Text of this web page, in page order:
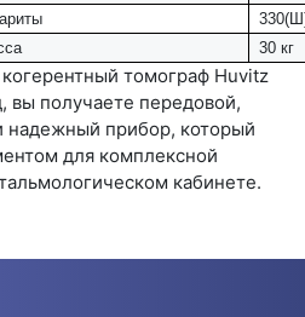
30 кг
томограф Huvitz
вы получаете передовой,
надежный прибор, который
для комплексной
кабинете.